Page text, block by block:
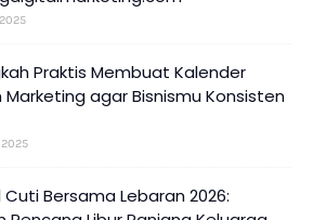
Praktis Membuat Kalender
Marketing agar Bisnismu Konsisten
Bersama Lebaran 2026: